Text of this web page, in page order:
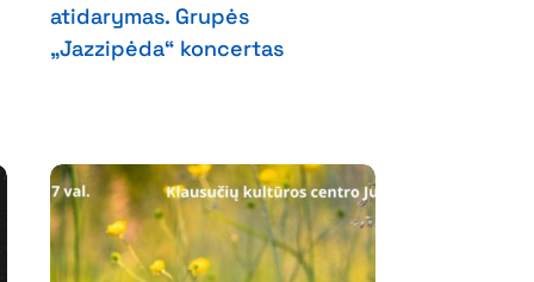
atidarymas. Grupės
„Jazzipėda“ koncertas